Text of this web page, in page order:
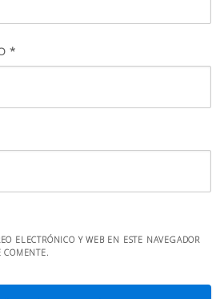
*
ELECTRÓNICO Y WEB EN ESTE NAVEGADOR
COMENTE.